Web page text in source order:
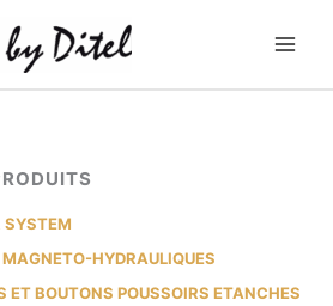
SYSTEM
HYDRAULIQUES
ET BOUTONS POUSSOIRS ETANCHES